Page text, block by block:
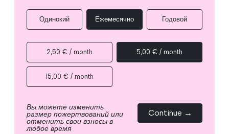
Одинокий Ежемесячно Годовой
2,50 € / month 5,00 € / month
15,00 € / month
Вы можете изменить
размер пожертвований или
отменить свои взносы в
любое время
Continue →